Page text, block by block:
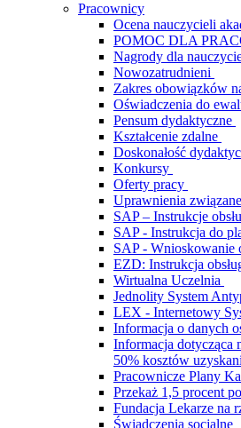
Pracownicy
Ocena nauczycieli
POMOC DLA
Nagrody dla
Nowozatrudnieni
Zakres obowiązków
Oświadczenia do
Pensum dydaktyczne
Kształcenie zdalne
Doskonałość
Konkursy
Oferty pracy
Uprawnienia
SAP – Instrukcje
SAP - Instrukcja do
SAP - Wnioskowanie
EZD: Instrukcja
Wirtualna Uczelnia
Jednolity System
LEX - Internetowy
Informacja o danych
Informacja dotycząca
50% kosztów
Pracownicze Plany
Przekaż 1,5 procent
Fundacja Lekarze na
Świadczenia socjalne